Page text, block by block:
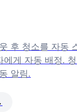
후 청소를 자동
에게 자동 배정.
알림.